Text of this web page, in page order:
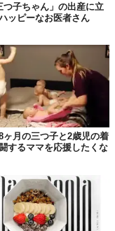
つ子ちゃん」の出産に立
ッピーなお医者さん
8ヶ月の三つ子と2歳児の着
するママを応援したくな